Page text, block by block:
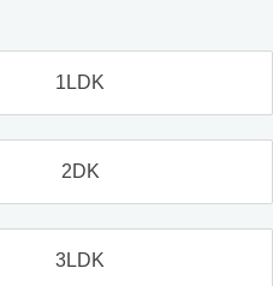
1LDK
2DK
3LDK